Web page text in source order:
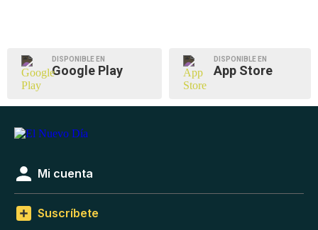
DISPONIBLE EN
Google Play
DISPONIBLE EN
App Store
Mi cuenta
Suscríbete